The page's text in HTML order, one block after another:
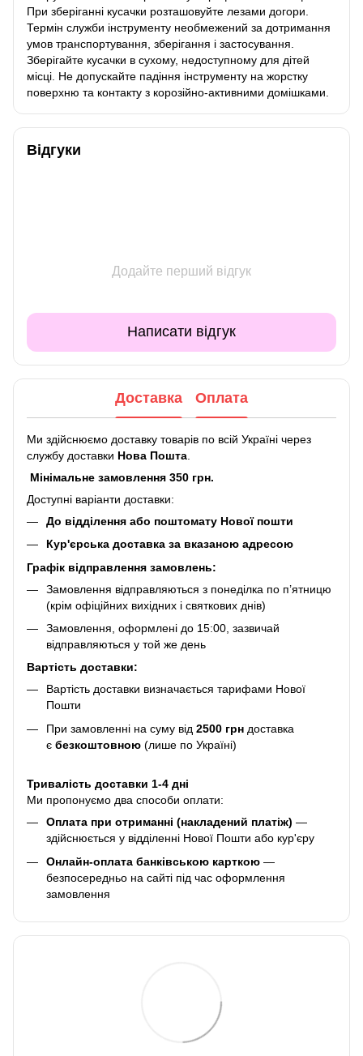
При зберіганні кусачки розташовуйте лезами догори.
Термін служби інструменту необмежений за дотримання
умов транспортування, зберігання і застосування.
Зберігайте кусачки в сухому, недоступному для дітей
місці. Не допускайте падіння інструменту на жорстку
поверхню та контакту з корозійно-активними домішками.
Відгуки
Додайте перший відгук
Написати відгук
Доставка Оплата
Ми здійснюємо доставку товарів по всій Україні через
службу доставки Нова Пошта
Мінімальне замовлення 350 грн.
Доступні варіанти доставки:
До відділення або поштомату Нової пошти
Кур'єрська доставка за вказаною адресою
Графік відправлення замовлень:
Замовлення відправляються з понеділка по п’ятницю
(крім офіційних вихідних і святкових днів)
Замовлення, оформлені до 15:00, зазвичай
відправляються у той же день
Вартість доставки:
Вартість доставки визначається тарифами Нової
Пошти
При замовленні на суму від 2500 грн доставка
є безкоштовною (лише по Україні)
Тривалість доставки 1-4 дні
Ми пропонуємо два способи оплати:
Оплата при отриманні (накладений платіж) —
здійснюється у відділенні Нової Пошти або кур'єру
Онлайн-оплата банківською карткою —
безпосередньо на сайті під час оформлення
замовлення